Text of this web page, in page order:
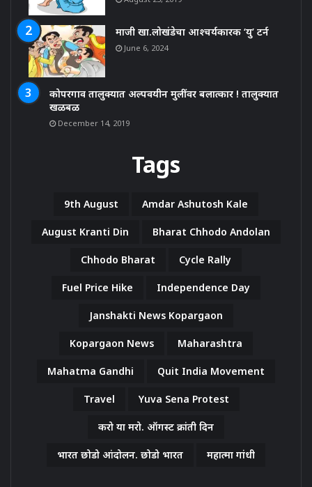
माजी खा.लोखंडेचा आश्चर्यकारक ‘यु’ टर्न
June 6, 2024
कोपरगाव तालुक्यात अल्पवयीन मुलींवर बलात्कार ! तालुक्यात
खळबळ
December 14, 2019
Tags
9th August Amdar Ashutosh Kale
August Kranti Din Bharat Chhodo Andolan
Chhodo Bharat Cycle Rally
Fuel Price Hike Independence Day
Janshakti News Kopargaon
Kopargaon News Maharashtra
Mahatma Gandhi Quit India Movement
Travel Yuva Sena Protest
करो या मरो. ऑगस्ट क्रांती दिन
भारत छोडो आंदोलन. छोडो भारत महात्मा गांधी